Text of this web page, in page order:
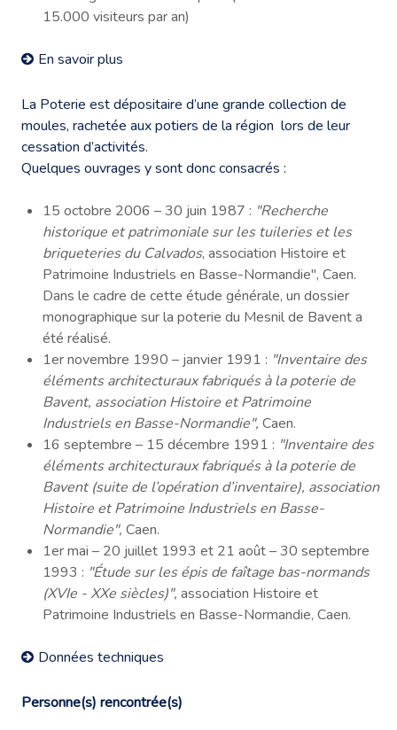
15.000 visiteurs par an)
En savoir plus
La Poterie est dépositaire d’une grande collection de
moules, rachetée aux potiers de la région lors de leur
cessation d’activités.
Quelques ouvrages y sont donc consacrés :
15 octobre 2006 – 30 juin 1987 : "Recherche
historique et patrimoniale sur les tuileries et les
briqueteries du Calvados, association Histoire et
Patrimoine Industriels en Basse-Normandie", Caen.
Dans le cadre de cette étude générale, un dossier
monographique sur la poterie du Mesnil de Bavent a
été réalisé.
1er novembre 1990 – janvier 1991 : "Inventaire des
éléments architecturaux fabriqués à la poterie de
Bavent, association Histoire et Patrimoine
Industriels en Basse-Normandie", Caen.
16 septembre – 15 décembre 1991 : "Inventaire des
éléments architecturaux fabriqués à la poterie de
Bavent (suite de l’opération d’inventaire), association
Histoire et Patrimoine Industriels en Basse-
Normandie", Caen.
1er mai – 20 juillet 1993 et 21 août – 30 septembre
1993 : "Étude sur les épis de faîtage bas-normands
(XVIe - XXe siècles)", association Histoire et
Patrimoine Industriels en Basse-Normandie, Caen.
Données techniques
Personne(s) rencontrée(s)